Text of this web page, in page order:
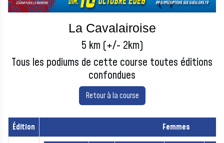
La Cavalairoise
5 km (+/- 2km)
Tous les podiums de cette course toutes éditions
confondues
Retour à la course
Édition Femmes